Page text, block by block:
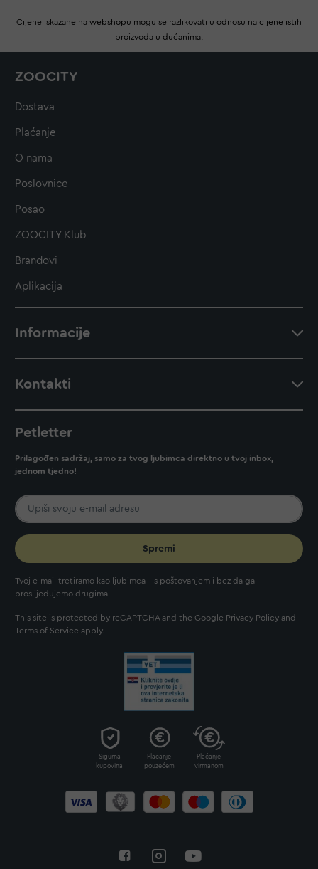
Cijene iskazane na webshopu mogu se razlikovati u odnosu na cijene istih
proizvoda u dućanima.
ZOOCITY
Dostava
Plaćanje
O nama
Poslovnice
Posao
ZOOCITY Klub
Brandovi
Aplikacija
Informacije
Kontakti
Petletter
Prilagođen sadržaj, samo za tvog ljubimca direktno u tvoj inbox,
jednom tjedno!
Spremi
Tvoj e-mail tretiramo kao ljubimca - s poštovanjem i bez da ga
proslijeđujemo drugima.
This site is protected by reCAPTCHA and the Google Privacy Policy and
Terms of Service apply.
Sigurna
kupovina
Plaćanje
pouzećem
Plaćanje
virmanom